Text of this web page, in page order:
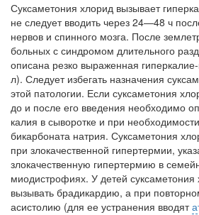
Суксаметония хлорид вызывает
не сле­дует вводить через 24—48 ч
нервов и спин­ного мозга. После
больных с синдромом дли­тельного
описана резко выраженная
л). Следует избегать назначения
этой патологии. Если суксаметония
до и после его введения необходимо
калия в сыворотке и при
бикарбоната натрия. Суксаметония
при злокачественной гипертермии,
злокачественную гипертермию в
миодистрофиях. У детей
вызывать брадикардию, а при
асистолию (для ее устранения вводят